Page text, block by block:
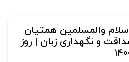
والمسلمین همتیان
و نگهداری زبان | روز